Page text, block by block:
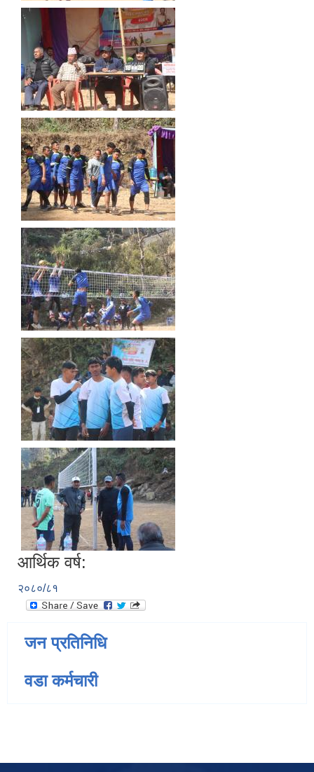
आर्थिक वर्ष:
२०८०/८१
जन प्रतिनिधि
वडा कर्मचारी